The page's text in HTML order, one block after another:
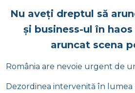
Nu aveți dreptul să
și business-ul în
aruncat scena
România are nevoie urgent de
Dezordinea intervenită în lumea